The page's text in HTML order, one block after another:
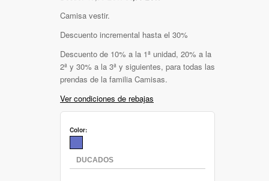
Camisa vestir.
Descuento incremental hasta el 30%
Descuento de 10% a la 1ª unidad, 20% a la
2ª y 30% a la 3ª y siguientes, para todas las
prendas de la familia Camisas.
Ver condiciones de rebajas
Color: